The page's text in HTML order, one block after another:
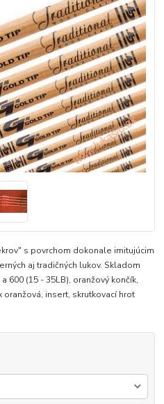
s povrchom dokonale imitujúcim
aj tradičných lukov. Skladom
600 (15 - 35LB), oranžový končík,
insert, skrutkovací hrot